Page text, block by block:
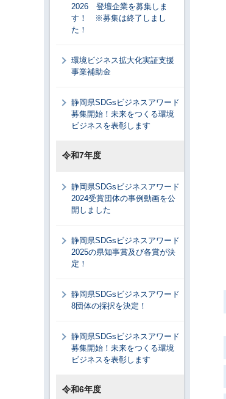
2026 登壇企業を募集しま
す！ ※募集は終了しまし
た！
環境ビジネス拡大化実証支援
事業補助金
静岡県SDGsビジネスアワード
募集開始！未来をつくる環境
ビジネスを表彰します
令和7年度
静岡県SDGsビジネスアワード
2024受賞団体の事例動画を公
開しました
静岡県SDGsビジネスアワード
2025の県知事賞及び各賞が決
定！
静岡県SDGsビジネスアワード
8団体の採択を決定！
静岡県SDGsビジネスアワード
募集開始！未来をつくる環境
ビジネスを表彰します
令和6年度